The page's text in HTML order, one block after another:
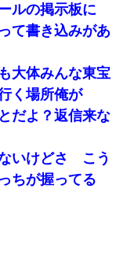
ルの掲示板に
て書き込みがあ
大体みんな東宝
く場所俺が
だよ？返信来な
いけどさ こう
ちが握ってる